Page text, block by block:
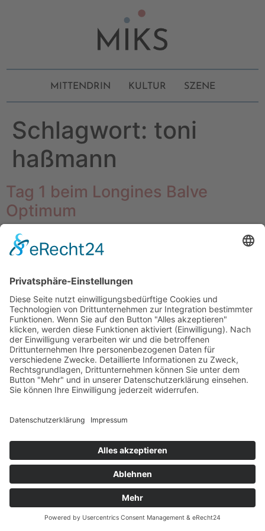
MITTENDRIN KULTUR SZENE
Schlagwort: toni
haßmann
Tag 1 beim Longines Balve
Optimum
Tag 1 in Balve – Siege für Toni und Felix Haßmann.
Impressum Datenschutzerklärung
© MIKS Magazin 2026